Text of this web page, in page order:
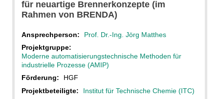
für neuartige Brennerkonzepte (im
Rahmen von BRENDA)
Ansprechperson:
Prof. Dr.-Ing. Jörg Matthes
Projektgruppe:
Moderne automatisierungstechnische Methoden für
industrielle Prozesse (AMIP)
Förderung:
HGF
Projektbeteiligte:
Institut für Technische Chemie (ITC)